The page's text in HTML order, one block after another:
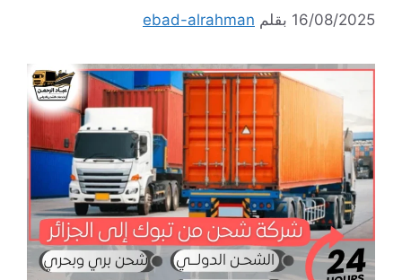
16/08/2025 بقلم ebad-alrahman